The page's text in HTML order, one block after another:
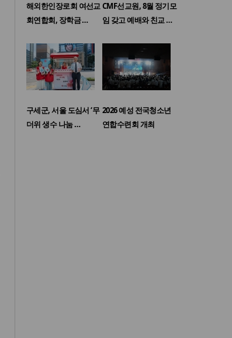
해외한인장로회 여선교
회연합회, 장학금 …
CMF선교원, 8월 정기모
임 갖고 예배와 친교 …
구세군, 서울 도심서 ‘무
더위 생수 나눔 …
2026 예성 전국청소년
연합수련회 개최